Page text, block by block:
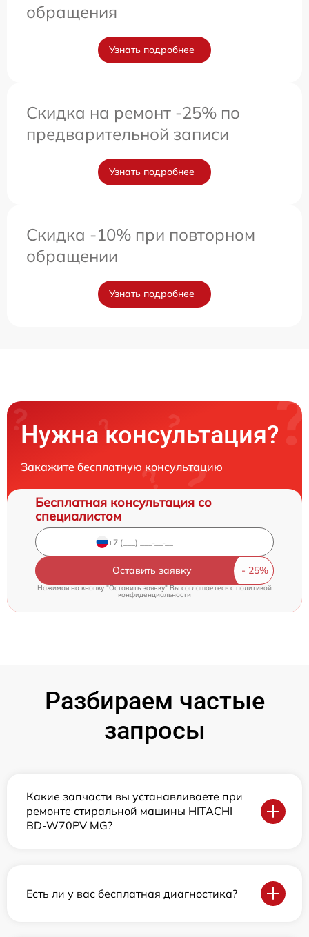
обращения
Узнать подробнее
Скидка на ремонт -25% по
предварительной записи
Узнать подробнее
Скидка -10% при повторном
обращении
Узнать подробнее
Нужна консультация?
Закажите бесплатную консультацию
Бесплатная консультация со
специалистом
Оставить заявку
Нажимая на кнопку "Оставить заявку" Вы соглашаетесь cполитикой
конфиденциальности
Разбираем частые
запросы
Какие запчасти вы устанавливаете при
ремонте стиральной машины HITACHI
BD-W70PV MG?
Есть ли у вас бесплатная диагностика?